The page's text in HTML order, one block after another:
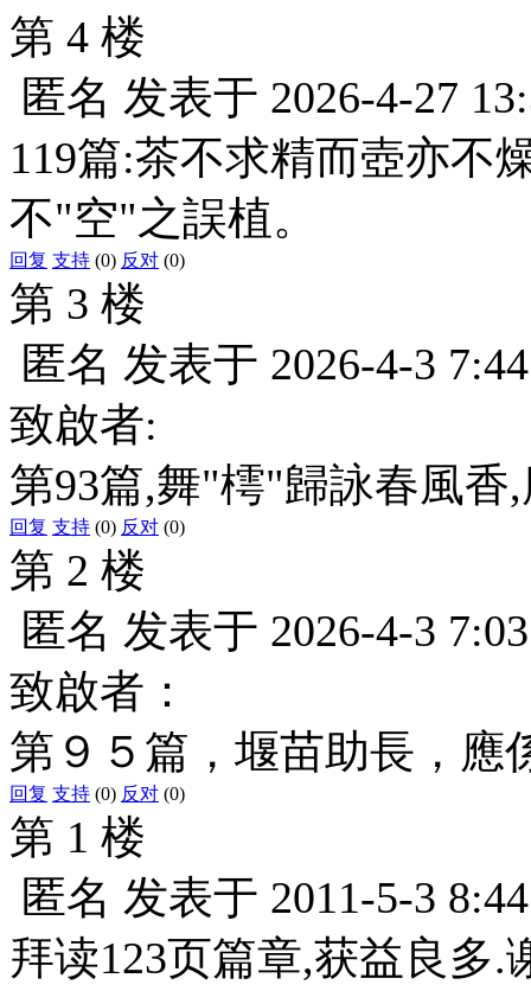
第 4 楼
匿名 发表于 2026-4-27
119篇:茶不求精而壺亦不
不"空"之誤植。
回复 支持 (0) 反对 (0)
第 3 楼
匿名 发表于 2026-4-3
致啟者:
第93篇,舞"樗"歸詠春風
回复 支持 (0) 反对 (0)
第 2 楼
匿名 发表于 2026-4-3
致啟者：
第９５篇，堰苗助長，應
回复 支持 (0) 反对 (0)
第 1 楼
匿名 发表于 2011-5-3
拜读123页篇章,获益良多